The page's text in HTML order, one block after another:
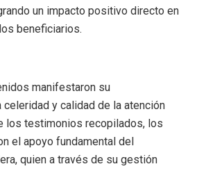
un impacto positivo directo en
beneficiarios.
manifestaron su
y calidad de la atención
los testimonios recopilados, los
el apoyo fundamental del
quien a través de su gestión